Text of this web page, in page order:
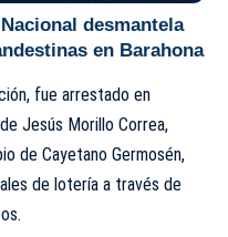
desmantela
en Barahona
fue arrestado en
Jesús Morillo Correa,
de Cayetano Germosén,
de lotería a través de